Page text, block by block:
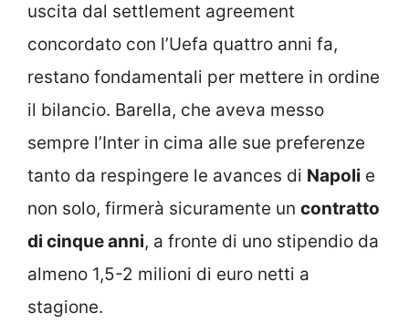
uscita dal settlement agreement
concordato con l’Uefa quattro anni fa,
restano fondamentali per mettere in ordine
il bilancio. Barella, che aveva messo
sempre l’Inter in cima alle sue preferenze
tanto da respingere le avances di Napoli e
non solo, firmerà sicuramente un contratto
di cinque anni, a fronte di uno stipendio da
almeno 1,5-2 milioni di euro netti a
stagione.